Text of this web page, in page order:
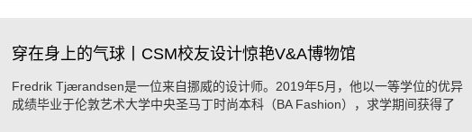
穿在身上的气球丨CSM校友设计惊艳V&A博物馆
Fredrik Tjærandsen是一位来自挪威的设计师。2019年5月，他以一等学位的优异
成绩毕业于伦敦艺术大学中央圣马丁时尚本科（BA Fashion），求学期间获得了